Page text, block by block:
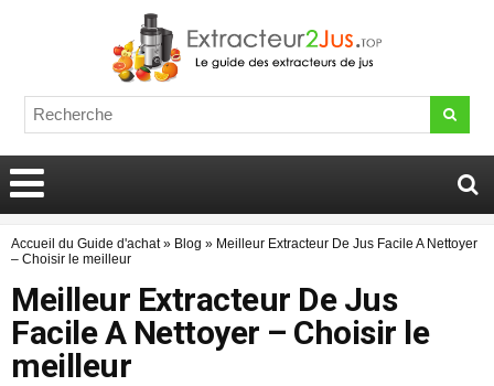
Accueil du Guide d'achat» Blog » Meilleur Extracteur De Jus Facile A Nettoyer
– Choisir le meilleur
Meilleur Extracteur De Jus
Facile A Nettoyer – Choisir le
meilleur